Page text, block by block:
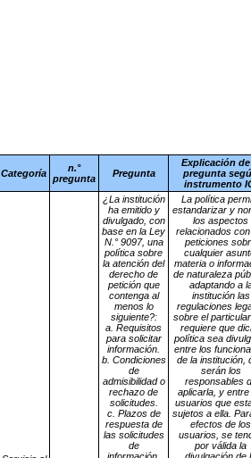
Categoría
n.°
pregunta
Pregunta
Explicación de
pregunta
instrumento
¿La institución
ha emitido y
divulgado, con
base en la Ley
N.° 9097, una
política sobre
la atención del
derecho de
petición que
contenga al
menos lo
siguiente?:
a. Requisitos
para solicitar
información.
b. Condiciones
de
admisibilidad o
rechazo de
solicitudes.
c. Plazos de
respuesta de
las solicitudes
de
La política
estandarizar y
los aspectos
relacionados
peticiones
cualquier
materia o
de naturaleza
adaptando a
institución las
regulaciones
sobre el
requiere que
política sea
entre los
de la institución,
serán los
responsables
aplicarla, y entre
usuarios que
sujetos a ella.
efectos de los
usuarios, se
por válida la